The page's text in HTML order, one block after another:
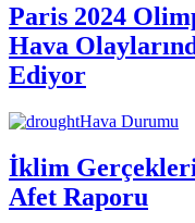
Paris 2024
Hava
Ediyor
Hava Durumu
İklim
Afet Raporu